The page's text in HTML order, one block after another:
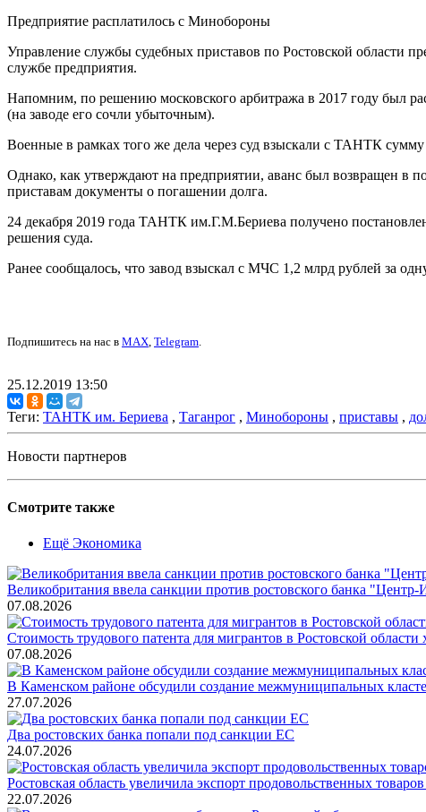
Предприятие расплатилось с Минобороны
Управление службы судебных приставов по Ростовской области
службе предприятия.
Напомним, по решению московского арбитража в 2017 году был
(на заводе его сочли убыточным).
Военные в рамках того же дела через суд взыскали с ТАНТК
Однако, как утверждают на предприятии, аванс был возвращен в
приставам документы о погашении долга.
24 декабря 2019 года ТАНТК им.Г.М.Бериева получено
решения суда.
Ранее сообщалось, что завод взыскал с МЧС 1,2 млрд рублей за
Подпишитесь на нас в MAX, Telegram.
25.12.2019 13:50
Теги: ТАНТК им. Бериева , Таганрог , Минобороны , приставы ,
Новости партнеров
Смотрите также
Ещё Экономика
Великобритания ввела санкции против ростовского банка "Центр-
07.08.2026
Стоимость трудового патента для мигрантов в Ростовской области
07.08.2026
В Каменском районе обсудили создание межмуниципальных
27.07.2026
Два ростовских банка попали под санкции ЕС
24.07.2026
Ростовская область увеличила экспорт продовольственных
22.07.2026